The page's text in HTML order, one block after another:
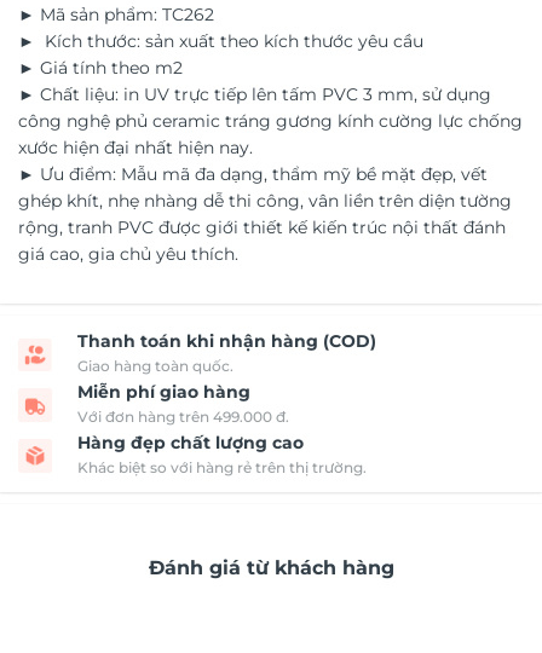
► Mã sản phẩm: TC262
► Kích thước: sản xuất theo kích thước yêu cầu
► Giá tính theo m2
► Chất liệu: in UV trực tiếp lên tấm PVC 3 mm, sử dụng
công nghệ phủ ceramic tráng gương kính cường lực chống
xước hiện đại nhất hiện nay.
► Ưu điểm: Mẫu mã đa dạng, thẩm mỹ bề mặt đẹp, vết
ghép khít, nhẹ nhàng dễ thi công, vân liền trên diện tường
rộng, tranh PVC được giới thiết kế kiến trúc nội thất đánh
giá cao, gia chủ yêu thích.
Thanh toán khi nhận hàng (COD)
Giao hàng toàn quốc.
Miễn phí giao hàng
Với đơn hàng trên 499.000 đ.
Hàng đẹp chất lượng cao
Khác biệt so với hàng rẻ trên thị trường.
Đánh giá từ khách hàng